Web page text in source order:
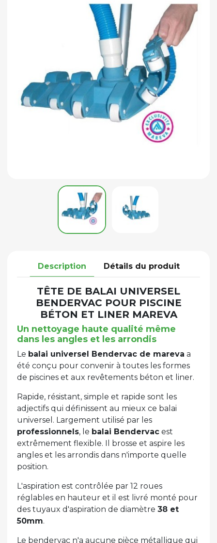
Description Détails du produit
TÊTE DE BALAI UNIVERSEL
BENDERVAC POUR PISCINE
BÉTON ET LINER MAREVA
Un nettoyage haute qualité même
dans les angles et les arrondis
Le balai universel Bendervac de mareva a
été conçu pour convenir à toutes les formes
de piscines et aux revêtements béton et liner.
Rapide, résistant, simple et rapide sont les
adjectifs qui définissent au mieux ce balai
universel. Largement utilisé par les
professionnels, le balai Bendervac est
extrêmement flexible. Il brosse et aspire les
angles et les arrondis dans n'importe quelle
position.
L'aspiration est contrôlée par 12 roues
réglables en hauteur et il est livré monté pour
des tuyaux d'aspiration de diamètre 38 et
50mm.
Le bendervac n'a aucune pièce métallique qui